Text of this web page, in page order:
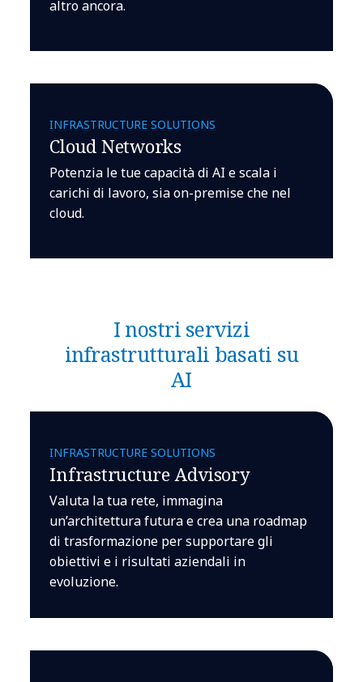
altro ancora.
INFRASTRUCTURE SOLUTIONS
Cloud Networks
Potenzia le tue capacità di AI e scala i
carichi di lavoro, sia on-premise che nel
cloud.
I nostri servizi
infrastrutturali basati su
AI
INFRASTRUCTURE SOLUTIONS
Infrastructure Advisory
Valuta la tua rete, immagina
un’architettura futura e crea una roadmap
di trasformazione per supportare gli
obiettivi e i risultati aziendali in
evoluzione.